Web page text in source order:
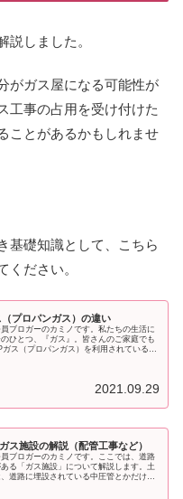
説しました。
がガス屋になる可能性が
工事の占用を受け付けた
ことがあるかもしれませ
基礎知識として、こちら
ください。
プロパンガス）の違い
ブロガーのカミノです。私たちの生活に
ひとつ、『ガス』。皆さんのご家庭でも
ス（プロパンガス）を利用されていると
2021.09.29
ス施設の解説（配管工事など）
ブロガーのカミノです。ここでは、道路
る「ガス施設」について解説します。土
道路に埋設されている中圧管とかだけだ